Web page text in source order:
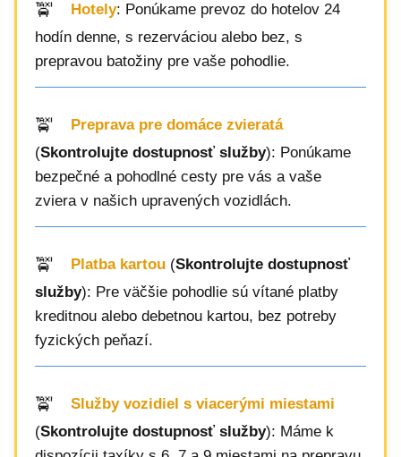
Hotely: Ponúkame prevoz do hotelov 24
hodín denne, s rezerváciou alebo bez, s
prepravou batožiny pre vaše pohodlie.
Preprava pre domáce zvieratá
(Skontrolujte dostupnosť služby): Ponúkame
bezpečné a pohodlné cesty pre vás a vaše
zviera v našich upravených vozidlách.
Platba kartou (Skontrolujte dostupnosť
služby): Pre väčšie pohodlie sú vítané platby
kreditnou alebo debetnou kartou, bez potreby
fyzických peňazí.
Služby vozidiel s viacerými miestami
(Skontrolujte dostupnosť služby): Máme k